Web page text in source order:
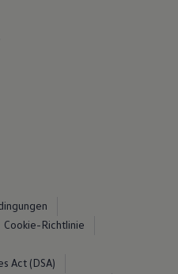
Cookie-Richtlinie
Act (DSA)